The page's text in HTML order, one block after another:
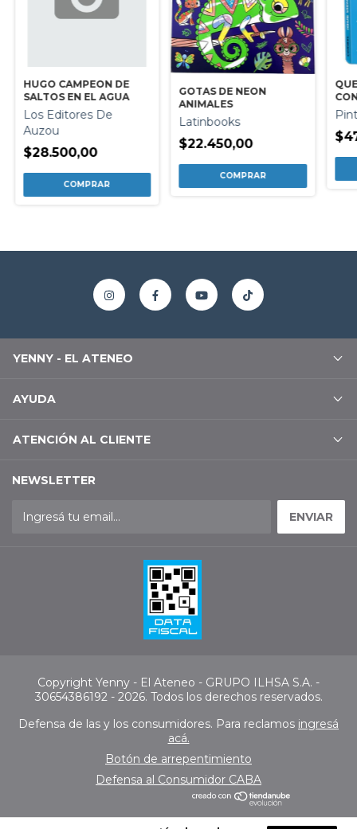
HUGO CAMPEON DE
SALTOS EN EL AGUA
Los Editores De
Auzou
$28.500,00
GOTAS DE NEON
ANIMALES
Latinbooks
$22.450,00
YENNY - EL ATENEO
AYUDA
ATENCIÓN AL CLIENTE
NEWSLETTER
Copyright Yenny - El Ateneo - GRUPO ILHSA S.A. -
30654386192 - 2026. Todos los derechos reservados.
Defensa de las y los consumidores. Para reclamos ingresá
acá.
Botón de arrepentimiento
Defensa al Consumidor CABA